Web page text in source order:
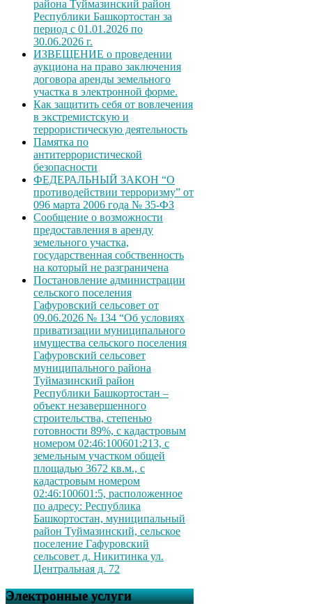
района Туймазинский район
Республики Башкортостан за
период с 01.01.2026 по
30.06.2026 г.
ИЗВЕЩЕНИЕ о проведении
аукциона на право заключения
договора аренды земельного
участка в электронной форме.
Как защитить себя от вовлечения
в экстремистскую и
террористическую деятельность
Памятка по
антитеррористической
безопасности
ФЕДЕРАЛЬНЫЙ ЗАКОН “О
противодействии терроризму” от
096 марта 2006 года № 35-ФЗ
Сообщение о возможности
предоставления в аренду
земельного участка,
государственная собственность
на который не разграничена
Постановление администрации
сельского поселения
Гафуровский сельсовет от
09.06.2026 № 134 “Об условиях
приватизации муниципального
имущества сельского поселения
Гафуровский сельсовет
муниципального района
Туймазинский район
Республики Башкортостан –
объект незавершенного
строительства, степенью
готовности 89%, с кадастровым
номером 02:46:100601:213, с
земельным участком общей
площадью 3672 кв.м., с
кадастровым номером
02:46:100601:5, расположенное
по адресу: Республика
Башкортостан, муниципальный
район Туймазинский, сельское
поселение Гафуровский
сельсовет д. Никитинка ул.
Центральная д. 72
Электронные услуги